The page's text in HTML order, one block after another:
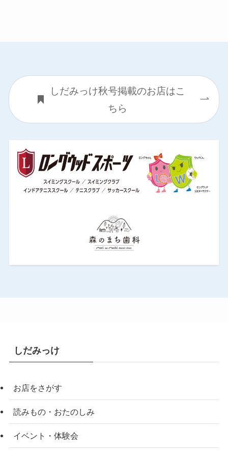
しだみっけ秋号掲載のお店はこ
ちら
しだみっけ
お店をさがす
読みもの・おたのしみ
イベント・体験会